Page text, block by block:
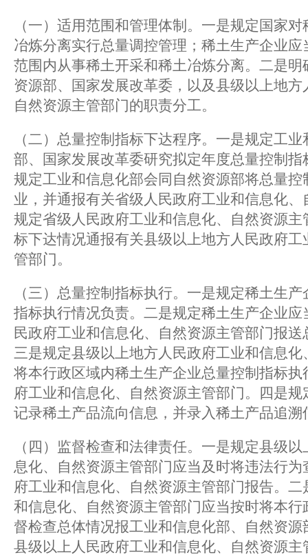
（一）适用范围和管理体制。一是规定国家
冶炼分离实行总量调控管理；稀土生产企业
范围内从事稀土开采和稀土冶炼分离。二是
资源部、国家发展改革委，以及县级以上地
自然资源主管部门的职责分工。
（二）总量控制指标下达程序。一是规定工
部、国家发展改革委研究拟定年度总量控制
规定工业和信息化部会同自然资源部将总量
业，并通报有关省级人民政府工业和信息化
规定省级人民政府工业和信息化、自然资源
标下达情况通报有关县级以上地方人民政府
管部门。
（三）总量控制指标执行。一是规定稀土生
指标执行情况负责。二是规定稀土生产企业
民政府工业和信息化、自然资源主管部门报
三是规定县级以上地方人民政府工业和信息
将本行政区域内稀土生产企业总量控制指标
府工业和信息化、自然资源主管部门。四是
记录稀土产品流向信息，并录入稀土产品追溯
（四）监督检查和法律责任。一是规定县级
息化、自然资源主管部门应当及时将违法行
府工业和信息化、自然资源主管部门报告。
和信息化、自然资源主管部门应当按时将本
督检查总体情况报工业和信息化部、自然资
县级以上人民政府工业和信息化、自然资源